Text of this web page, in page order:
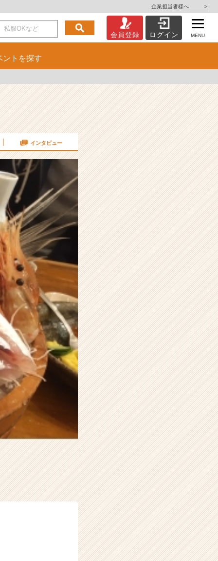
企業担当者様へ >
会員登録 ログイン MENU
ント を探す
インタビュー